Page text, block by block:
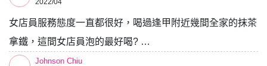
2022/04
女店員服務態度一直都很好，喝過逢甲附近幾間全家的抹茶
拿鐵，這間女店員泡的最好喝? …
Johnson Chiu